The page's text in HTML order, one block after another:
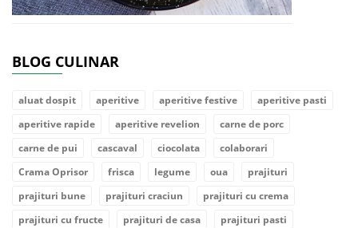
BLOG CULINAR
aluat dospit aperitive aperitive festive
aperitive pasti
aperitive rapide
aperitive revelion
carne de porc
carne de pui
cascaval ciocolata
colaborari
Crama Oprisor
frisca legume oua
prajituri
prajituri bune
prajituri craciun
prajituri cu crema
prajituri cu fructe
prajituri de casa
prajituri pasti